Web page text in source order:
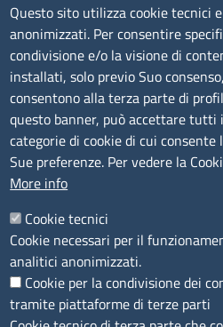
Albo Online
Amministrazione trasparente
Bandi e concorsi
Segnalazioni Whistleblowing
Accessibilità
IBAN e pagamenti informatici
Informative privacy e cookie
Verifiche PA
Attuazione misure PNRR
Modulistica
Questo sito utilizza cookie tecnici
anonimizzati. Per consentire
condivisione e/o la visione di
installati, solo previo Suo
consentono alla terza parte di
questo banner, può accettare tutti
categorie di cookie di cui consente
Sue preferenze. Per vedere la
More info
Cookie tecnici
Cookie necessari per il
analitici anonimizzati.
Cookie per la condivisione dei
tramite piattaforme di terze parti